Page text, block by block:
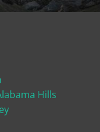
Hills